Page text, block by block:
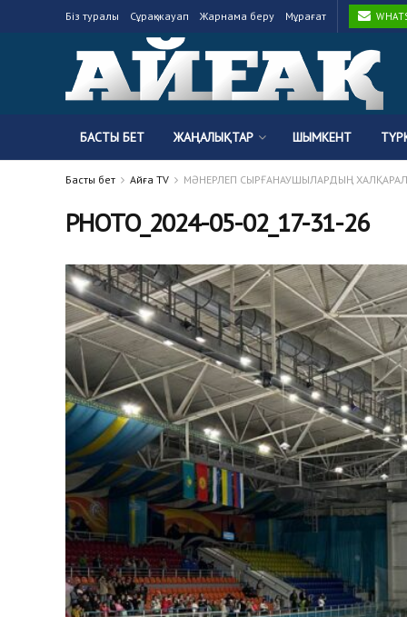
Біз туралы Сұрақ-жауап Жарнама беру Мұрағат
БАСТЫ БЕТ ЖАҢАЛЫҚТАР ШЫМКЕНТ
Басты бет Айғақ TV МӘНЕРЛЕП СЫРҒАНАУШЫЛАРДЫҢ
PHOTO_2024-05-02_17-31-26